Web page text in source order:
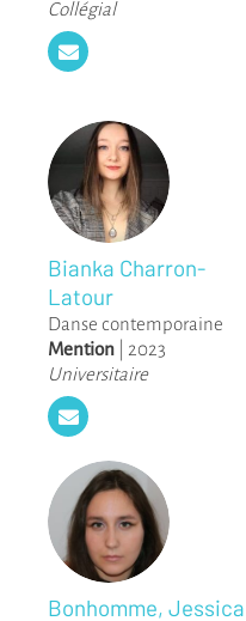
Collégial
Bianka Charron-
Latour
Danse contemporaine
Mention
2023
Universitaire
Bonhomme, Jessica